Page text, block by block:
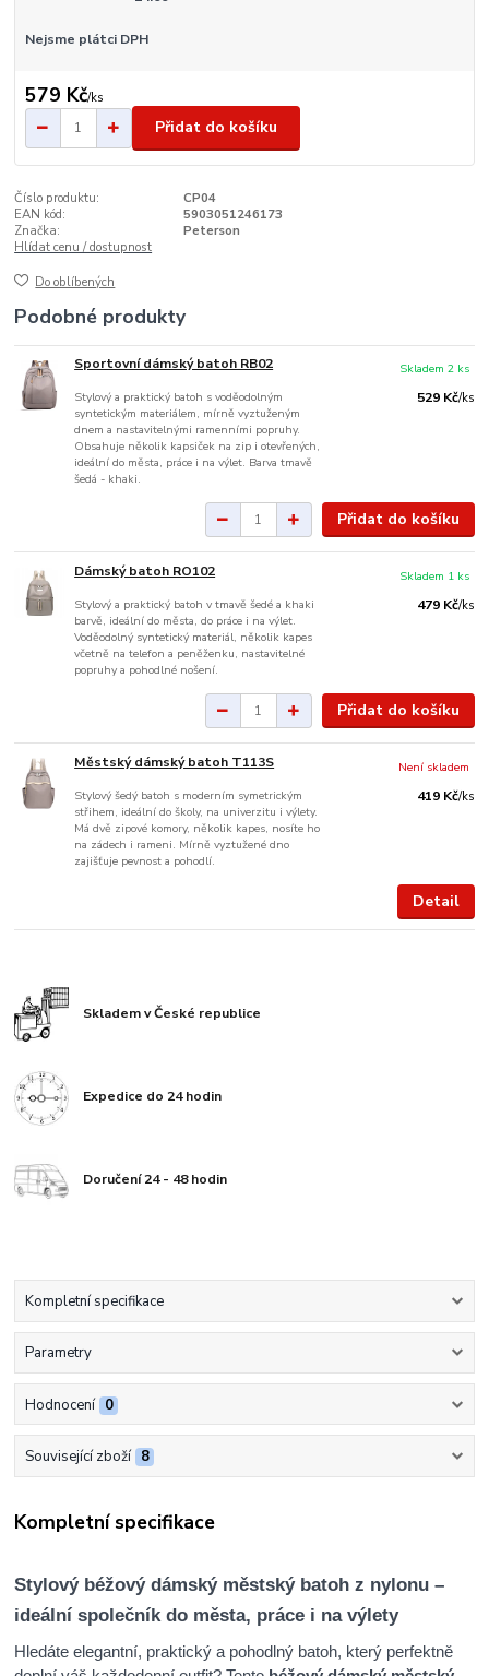
Nejsme plátci DPH
579 Kč/ks
Přidat do košíku
Číslo produktu:
CP04
EAN kód:
5903051246173
Značka:
Peterson
Hlídat cenu / dostupnost
Do oblíbených
Podobné produkty
Sportovní dámský batoh RB02
Stylový a praktický batoh s voděodolným
syntetickým materiálem, mírně vyztuženým
dnem a nastavitelnými ramenními popruhy.
Obsahuje několik kapsiček na zip i otevřených,
ideální do města, práce i na výlet. Barva tmavě
šedá - khaki.
529 Kč/ks
Skladem 2 ks
Přidat do košíku
Dámský batoh RO102
Stylový a praktický batoh v tmavě šedé a khaki
barvě, ideální do města, do práce i na výlet.
Voděodolný syntetický materiál, několik kapes
včetně na telefon a peněženku, nastavitelné
popruhy a pohodlné nošení.
479 Kč/ks
Skladem 1 ks
Přidat do košíku
Městský dámský batoh T113S
Stylový šedý batoh s moderním symetrickým
střihem, ideální do školy, na univerzitu i výlety.
Má dvě zipové komory, několik kapes, nosíte ho
na zádech i rameni. Mírně vyztužené dno
zajišťuje pevnost a pohodlí.
419 Kč/ks
Není skladem
Detail
Skladem v České republice
Expedice do 24 hodin
Doručení 24 - 48 hodin
Kompletní specifikace
Parametry
Hodnocení 0
Související zboží 8
Kompletní specifikace
Stylový béžový dámský městský batoh z nylonu –
ideální společník do města, práce i na výlety
Hledáte elegantní, praktický a pohodlný batoh, který perfektně